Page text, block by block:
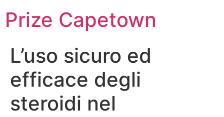
content
Prize Capetown
L’uso sicuro ed
efficace degli
steroidi nel